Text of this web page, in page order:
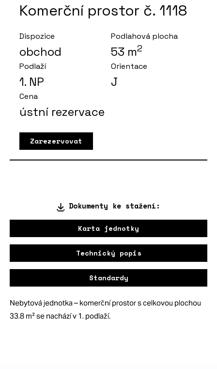
Komerční prostor č. 1118
Dispozice
obchod
Podlahová plocha
53 m2
Podlaží
1. NP
Orientace
J
Cena
ústní rezervace
Zarezervovat
Dokumenty ke stažení:
Karta jednotky
Technický popis
Standardy
Nebytová jednotka – komerční prostor s celkovou plochou
33.8 m² se nachází v 1. podlaží.